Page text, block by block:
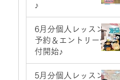
♪
6月分個人レッスン
予約＆エントリー受
付開始♪
5月分個人レッスン